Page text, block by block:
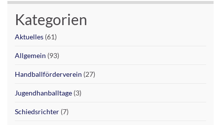
Kategorien
Aktuelles (61)
Allgemein (93)
Handballförderverein (27)
Jugendhanballtage (3)
Schiedsrichter (7)